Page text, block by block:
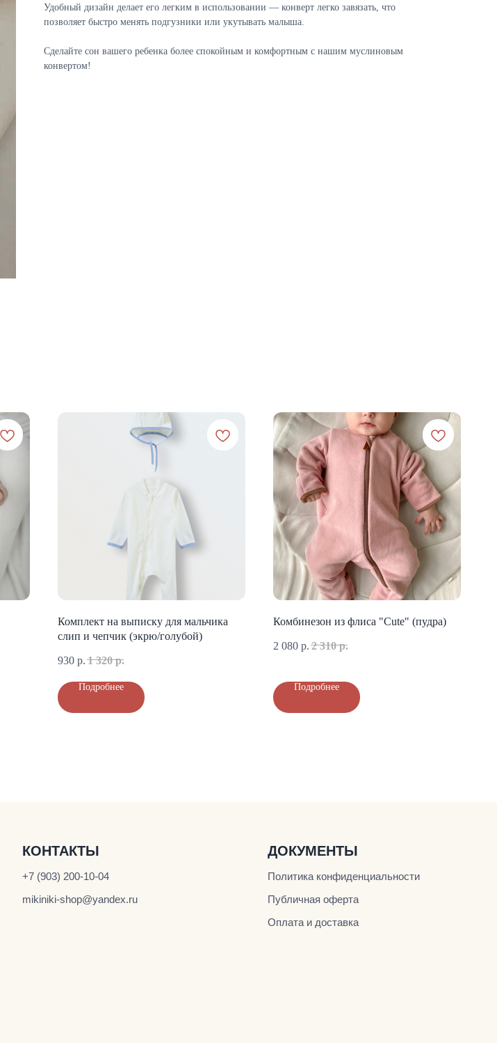
Удобный дизайн делает его легким в использовании — конверт легко завязать, что
позволяет быстро менять подгузники или укутывать малыша.
Сделайте сон вашего ребенка более спокойным и комфортным с нашим муслиновым
конвертом!
Комплект на выписку для мальчика
слип и чепчик (экрю/голубой)
930 р. 1 320 р.
Подробнее
Комбинезон из флиса "Cute" (пудра)
2 080 р. 2 310 р.
Подробнее
+7 (903) 200-10-04
mikiniki-shop@yandex.ru
КОНТАКТЫ
Политика конфиденциальности
Публичная оферта
Оплата и доставка
ДОКУМЕНТЫ